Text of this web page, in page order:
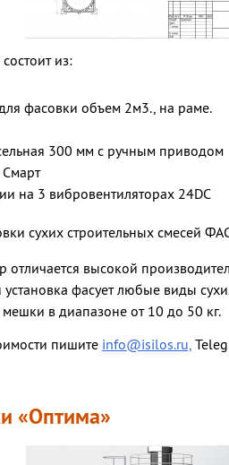
из:
фасовки объем 2м3., на раме.
300 мм с ручным приводом
Смарт
на 3 вибровентиляторах 24DC
сухих строительных смесей
высокой
фасует любые виды
в диапазоне от 10 до 50 кг.
пишите info@isilos.ru,
«Оптима»